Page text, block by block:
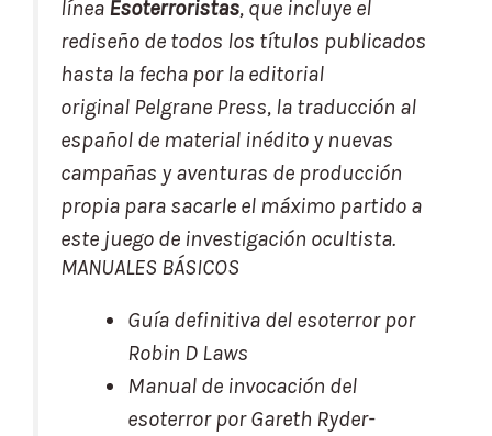
línea Esoterroristas, que incluye el
rediseño de todos los títulos publicados
hasta la fecha por la editorial
original Pelgrane Press, la traducción al
español de material inédito y nuevas
campañas y aventuras de producción
propia para sacarle el máximo partido a
este juego de investigación ocultista.
MANUALES BÁSICOS
Guía definitiva del esoterrorpor
Robin D Laws
Manual de invocación del
esoterrorpor Gareth Ryder-